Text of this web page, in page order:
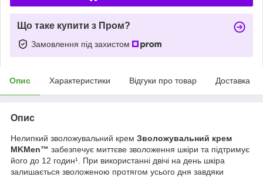
Що таке купити з Пром?
Замовлення під захистом
Опис Характеристики Відгуки про товар Доставка
Опис
Нелипкий зволожувальний крем Зволожувальний крем
MKMen™ забезпечує миттєве зволоження шкіри та підтримує
його до 12 годин¹. При використанні двічі на день шкіра
залишається зволоженою протягом усього дня завдяки